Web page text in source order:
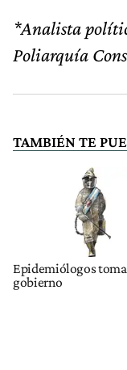
*Analista
Poliarquía
TAMBIÉN TE
Epidemiólogos
gobierno